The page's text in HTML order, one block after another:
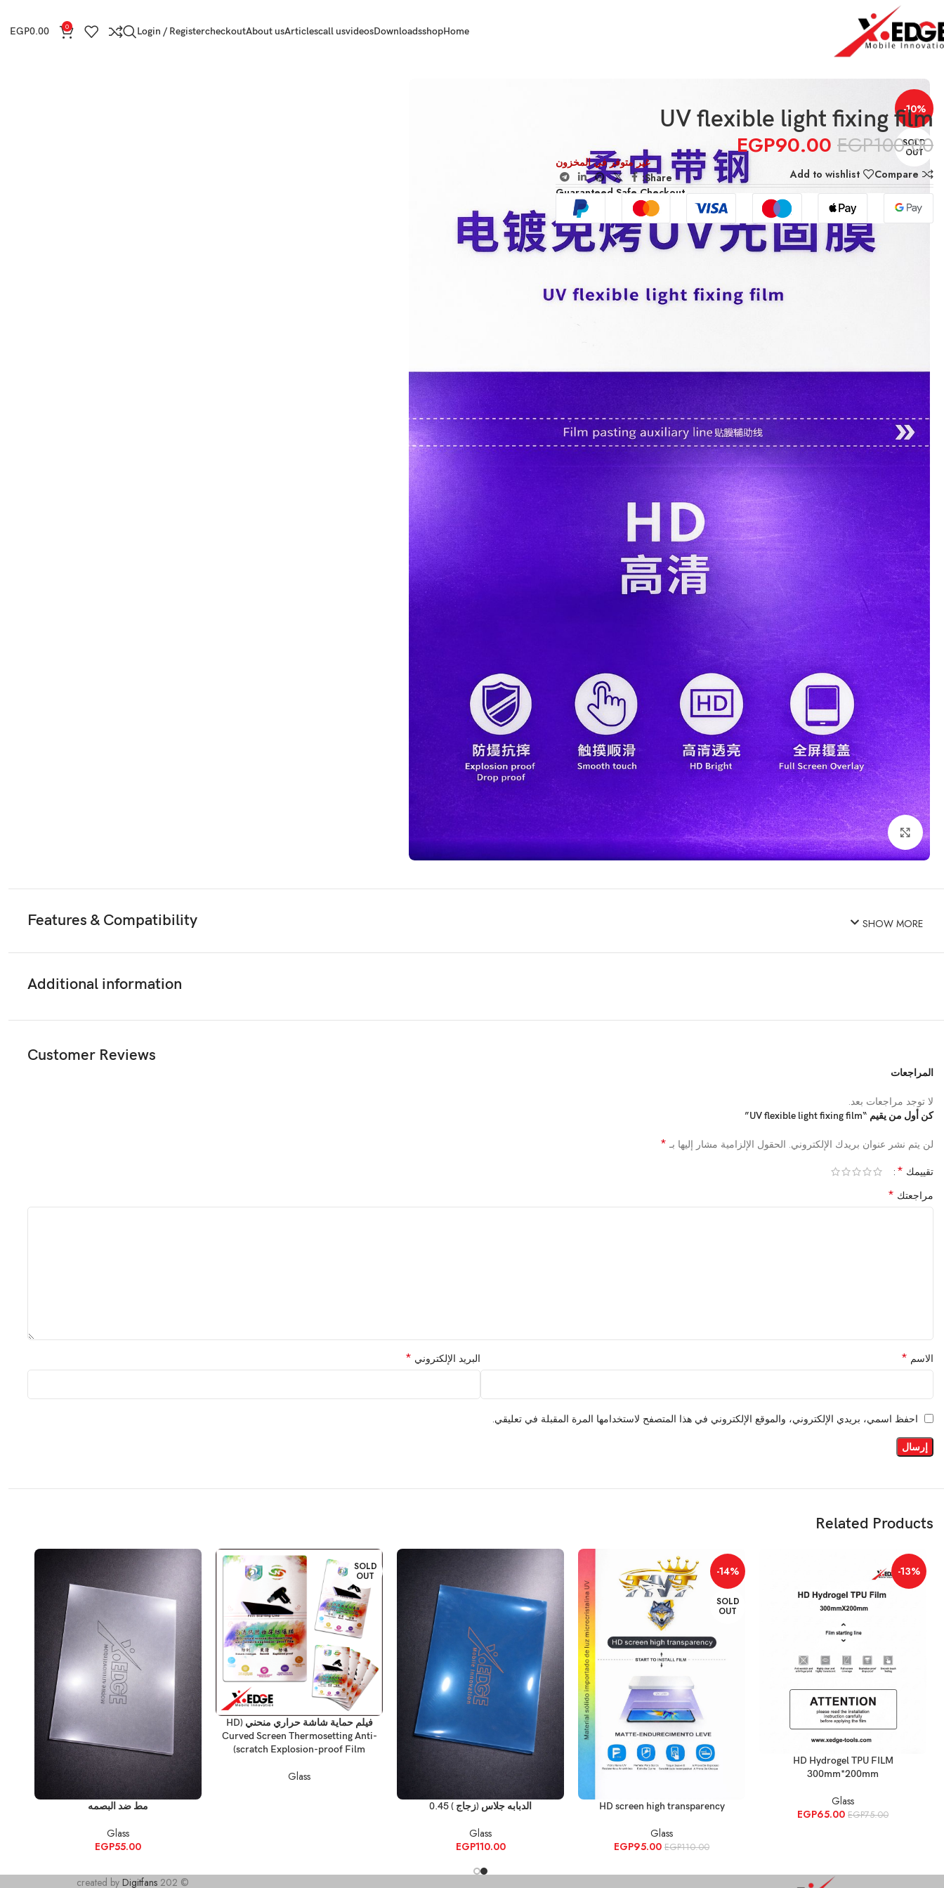
Home
shop
Downloads
videos
call us
Articles
About us
checkout
Login / Register
0
EGP0.00
الرئيسية Glass
UV flexible light fixing film
-10%
SOLD
OUT
Click to enlarge
UV flexible light fixing film
EGP100.00
EGP90.00
غير متوفر في المخزون
Compare
Add to wishlist
Share:
Guaranteed Safe Checkout
Features & Compatibility SHOW MORE
Additional information
Customer Reviews
المراجعات
لا توجد مراجعات بعد.
كن أول من يقيم “UV flexible light fixing film”
لن يتم نشر عنوان بريدك الإلكتروني. الحقول الإلزامية مشار إليها بـ *
تقييمك *
مراجعتك *
الاسم * البريد الإلكتروني *
احفظ اسمي، بريدي الإلكتروني، والموقع الإلكتروني في هذا المتصفح لاستخدامها المرة المقبلة في تعليقي.
Related Products
-13%
إضافة إلى السلةHD Hydrogel TPU FILM
300mm*200mm
Glass
EGP75.00
EGP65.00
-14%
SOLD
OUT
قراءة المزيد
HD screen high transparency
Glass
EGP110.00
EGP95.00
إضافة إلى السلةالدبابه جلاس (زجاج ) 0.45
Glass
EGP110.00
SOLD
OUT
قراءة المزيد
فيلم حماية شاشة حراري منحني (HD
Curved Screen Thermosetting Anti-
scratch Explosion-proof Film)
Glass
إضافة إلى السلةمط ضد البصمه
Glass
EGP55.00
© created by
Digitfans 202